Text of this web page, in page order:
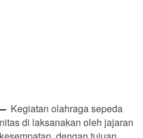
Kegiatan olahraga sepeda
di laksanakan oleh jajaran